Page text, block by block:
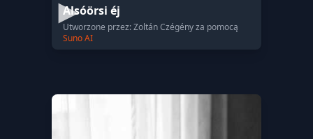
Alsóörsi éj
Utworzone przez: Zoltán Czégény za pomocą
Suno AI